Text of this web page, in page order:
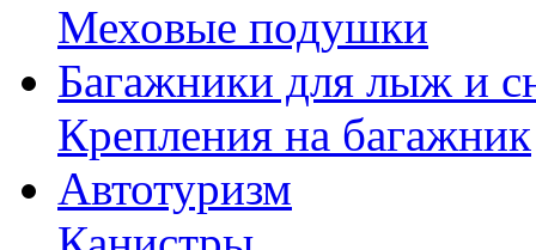
Меховые подушки
Багажники для лыж и
Крепления на багажник
Автотуризм